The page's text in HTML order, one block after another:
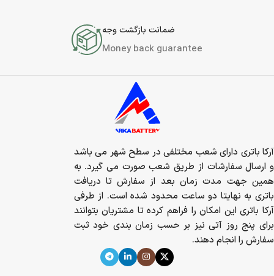
ضمانت بازگشت وجه
Money back guarantee
آرکا باتری دارای شعب مختلفی در سطح شهر می باشد
و ارسال سفارشات از طریق شعب صورت می گیرد. به
همین جهت مدت زمان بعد از سفارش تا دریافت
باتری به نهایتا دو ساعت محدود شده است. از طرفی
آرکا باتری این امکان را فراهم کرده تا مشتریان بتوانند
برای پنج روز آتی نیز بر حسب زمان بندی خود ثبت
سفارش را انجام دهند.